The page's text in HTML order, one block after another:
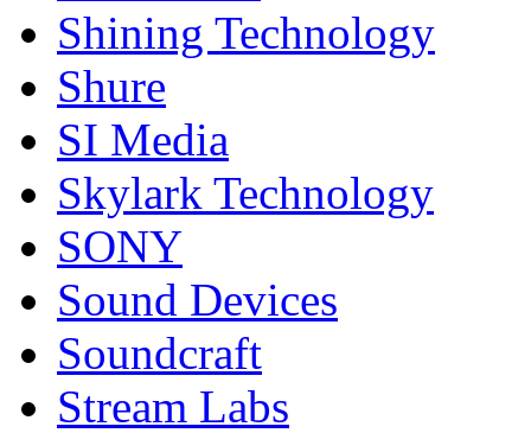
Shining Technology
Shure
SI Media
Skylark Technology
SONY
Sound Devices
Soundcraft
Stream Labs